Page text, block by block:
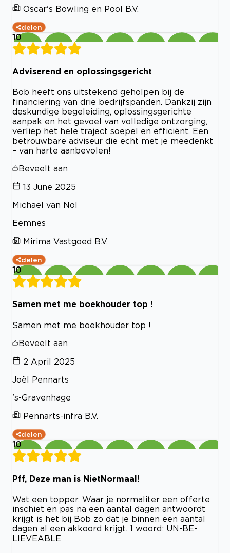
Oscar's Bowling en Pool B.V.
delen
10
Adviserend en oplossingsgericht
Bob heeft ons uitstekend geholpen bij de
financiering van drie bedrijfspanden. Dankzij zijn
deskundige begeleiding, oplossingsgerichte
aanpak en het gevoel van volledige ontzorging,
verliep het hele traject soepel en efficiënt. Een
betrouwbare adviseur die echt met je meedenkt
– van harte aanbevolen!
Beveelt aan
13 June 2025
Michael van Nol
Eemnes
Mirima Vastgoed B.V.
delen
10
Samen met me boekhouder top !
Samen met me boekhouder top !
Beveelt aan
2 April 2025
Joël Pennarts
's-Gravenhage
Pennarts-infra B.V.
delen
10
Pff, Deze man is NietNormaal!
Wat een topper. Waar je normaliter een offerte
inschiet en pas na een aantal dagen antwoordt
krijgt is het bij Bob zo dat je binnen een aantal
dagen al een akkoord krijgt. 1 woord: UN-BE-
LIEVEABLE